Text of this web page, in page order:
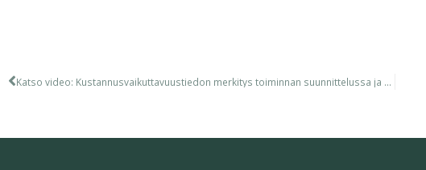
Katso video: Kustannusvaikuttavuustiedon merkitys toiminnan suunnittelussa ja päätöksenteossa